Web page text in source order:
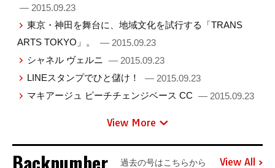
— 2015.09.23
東京・神田を舞台に、地域文化を試行する「TRANS
ARTS TOKYO」。
— 2015.09.23
シャネル ヴェルニ — 2015.09.23
LINEスタンプでひと儲け！
— 2015.09.23
マキアージュ ピーチチェンジベース CC — 2015.09.23
View More
過去の号はこちらから View All